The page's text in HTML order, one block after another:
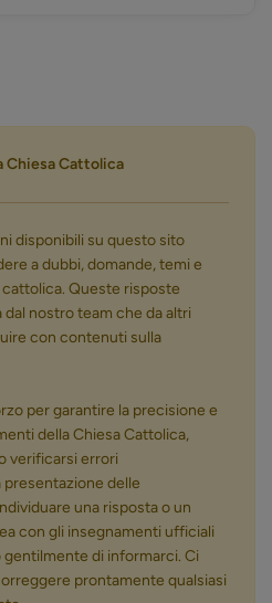
Chiesa Cattolica
disponibili su questo sito
a dubbi, domande, temi e
Queste risposte
nostro team che da altri
con contenuti sulla
per garantire la precisione e
della Chiesa Cattolica,
verificarsi errori
delle
una risposta o un
con gli insegnamenti ufficiali
gentilmente di informarci. Ci
prontamente qualsiasi